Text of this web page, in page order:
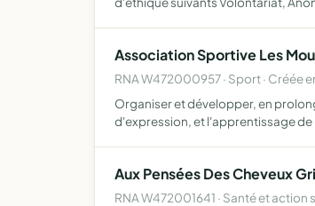
Association Sportive Les
RNA W472000957 · Sport · Créée
Organiser et développer, en
d'expression, et l'apprentissage de
Aux Pensées Des Cheveux
RNA W472001641 · Santé et action